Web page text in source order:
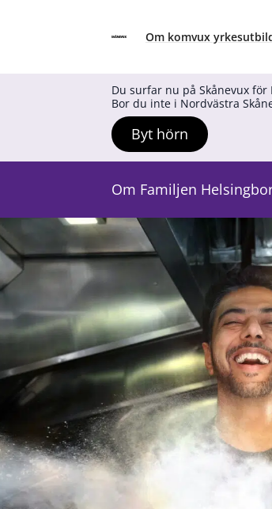
SkånevuxOm komvux
Du surfar nu på Skånevux
Bor du inte i Nordvästra
Byt hörn
Om Familjen